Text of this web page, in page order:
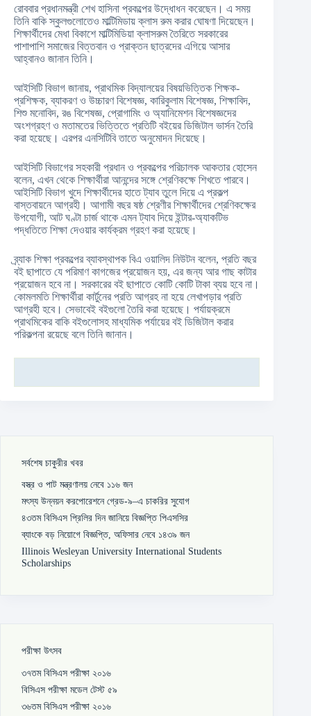
রোববার প্রধানমন্ত্রী শেখ হাসিনা প্রকল্পের উদ্ধোধন করেছেন। এ সময়
তিনি বাকি স্কুলগুলোতেও মাল্টিমিডায় ক্লাস রুম করার ঘোষণা দিয়েছেন।
শিক্ষার্থীদের মেধা বিকাশে মাল্টিমিডিয়া ক্লাসরুম তৈরিতে সরকারের
পাশাপাশি সমাজের বিত্তবান ও প্রাক্তন ছাত্রদের এগিয়ে আসার
আহ্বানও জানান তিনি।
আইসিটি বিভাগ জানায়, প্রাথমিক বিদ্যালয়ের বিষয়ভিত্তিক শিক্ষক-
প্রশিক্ষক, ব্যাকরণ ও উচ্চারণ বিশেষজ্ঞ, কারিকুলাম বিশেষজ্ঞ, শিক্ষাবিদ,
শিশু মনোবিদ, রঙ বিশেষজ্ঞ, প্রোগামিং ও অ্যানিমেশন বিশেষজ্ঞদের
অংশগ্রহণ ও মতামতের ভিত্তিতে প্রতিটি বইয়ের ডিজিটাল ভার্সন তৈরি
করা হয়েছে। এরপর এনসিটিবি তাতে অনুমোদন দিয়েছে।
আইসিটি বিভাগের সহকারী প্রধান ও প্রকল্পের পরিচালক আকতার হোসেন
বলেন, এখন থেকে শিক্ষার্থীরা আনন্দের সঙ্গে শ্রেণিকক্ষে শিখতে পারবে।
আইসিটি বিভাগ খুদে শিক্ষার্থীদের হাতে ট্যাব তুলে দিয়ে এ প্রকল্প
বাস্তবায়নে আগ্রহী। আগামী বছর ষষ্ঠ শ্রেণীর শিক্ষার্থীদের শ্রেণিকক্ষের
উপযোগী, আট ঘণ্টা চার্জ থাকে এমন ট্যাব দিয়ে ইন্টার-অ্যাকটিভ
পদ্ধতিতে শিক্ষা দেওয়ার কার্যক্রম গ্রহণ করা হয়েছে।
ব্র্যাক শিক্ষা প্রকল্পের ব্যাবস্থাপক বিএ ওয়ালিদ নিউটন বলেন, প্রতি বছর
বই ছাপাতে যে পরিমাণ কাগজের প্রয়োজন হয়, এর জন্য আর গাছ কাটার
প্রয়োজন হবে না। সরকারের বই ছাপাতে কোটি কোটি টাকা ব্যয় হবে না।
কোমলমতি শিক্ষার্থীরা কার্টুনের প্রতি আগ্রহ না হয়ে লেখাপড়ার প্রতি
আগ্রহী হবে। সেভাবেই বইগুলো তৈরি করা হয়েছে। পর্যায়ক্রমে
প্রাথমিকের বাকি বইগুলোসহ মাধ্যমিক পর্যায়ের বই ডিজিটাল করার
পরিকল্পনা রয়েছে বলে তিনি জানান।
সর্বশেষ চাকুরীর খবর
বস্ত্র ও পাট মন্ত্রণালয় নেবে ১১৬ জন
মৎস্য উন্নয়ন করপোরেশনে গ্রেড-৯–এ চাকরির সুযোগ
৪৩তম বিসিএস প্রিলির দিন জানিয়ে বিজ্ঞপ্তি পিএসসির
ব্যাংকে বড় নিয়োগে বিজ্ঞপ্তি, অফিসার নেবে ১৪৩৯ জন
Illinois Wesleyan University International Students
Scholarships
পরীক্ষা উৎসব
৩৭তম বিসিএস পরীক্ষা ২০১৬
বিসিএস পরীক্ষা মডেল টেস্ট ৫৯
৩৬তম বিসিএস পরীক্ষা ২০১৬